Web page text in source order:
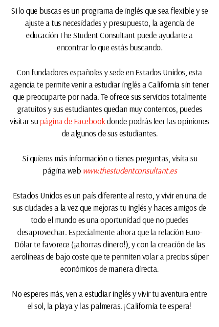
Si lo que buscas es un programa de inglés que sea flexible y se
ajuste a tus necesidades y presupuesto, la agencia de
educación The Student Consultant puede ayudarte a
encontrar lo que estás buscando.
Con fundadores españoles y sede en Estados Unidos, esta
agencia te permite venir a estudiar inglés a California sin tener
que preocuparte por nada. Te ofrece sus servicios totalmente
gratuitos y sus estudiantes quedan muy contentos, puedes
visitar su página de Facebookdonde podrás leer las opiniones
de algunos de sus estudiantes.
Si quieres más información o tienes preguntas, visita su
página web www.thestudentconsultant.es
Estados Unidos es un país diferente al resto, y vivir en una de
sus ciudades a la vez que mejoras tu inglés y haces amigos de
todo el mundo es una oportunidad que no puedes
desaprovechar. Especialmente ahora que la relación Euro-
Dólar te favorece (¡ahorras dinero!), y con la creación de las
aerolíneas de bajo coste que te permiten volar a precios súper
económicos de manera directa.
No esperes más, ven a estudiar inglés y vivir tu aventura entre
el sol, la playa y las palmeras. ¡California te espera!